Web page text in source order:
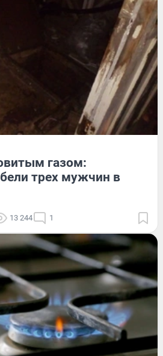
газом:
трех мужчин в
13 244 1